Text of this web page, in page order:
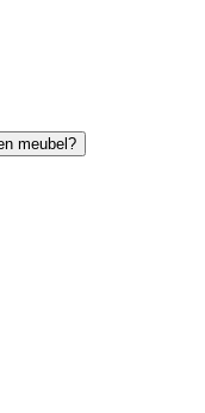
meubel?